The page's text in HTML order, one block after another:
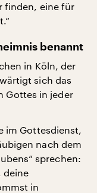
finden, eine für
benannt
in Köln, der
sich das
Gottes in jeder
im Gottesdienst,
nach dem
sprechen:
deine
in